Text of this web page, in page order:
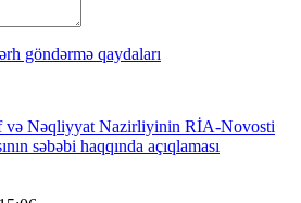
göndərmə qaydaları